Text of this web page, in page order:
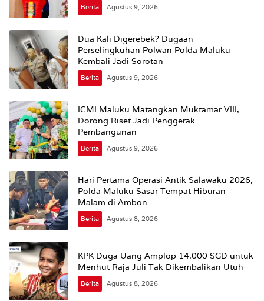
Berita Agustus 9, 2026
Dua Kali Digerebek? Dugaan
Perselingkuhan Polwan Polda Maluku
Kembali Jadi Sorotan
Berita Agustus 9, 2026
ICMI Maluku Matangkan Muktamar VIII,
Dorong Riset Jadi Penggerak
Pembangunan
Berita Agustus 9, 2026
Hari Pertama Operasi Antik Salawaku 2026,
Polda Maluku Sasar Tempat Hiburan
Malam di Ambon
Berita Agustus 8, 2026
KPK Duga Uang Amplop 14.000 SGD untuk
Menhut Raja Juli Tak Dikembalikan Utuh
Berita Agustus 8, 2026